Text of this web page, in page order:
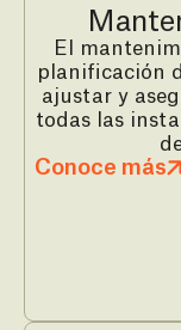
El
planificación
ajustar y
todas las
Conoce más